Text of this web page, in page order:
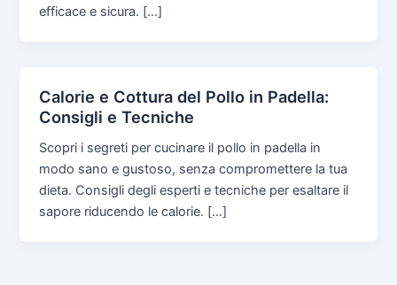
efficace e sicura. […]
Calorie e Cottura del Pollo in Padella:
Consigli e Tecniche
Scopri i segreti per cucinare il pollo in padella in
modo sano e gustoso, senza compromettere la tua
dieta. Consigli degli esperti e tecniche per esaltare il
sapore riducendo le calorie. […]